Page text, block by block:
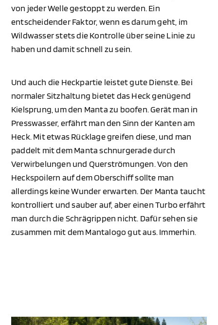
von jeder Welle gestoppt zu werden. Ein
entscheidender Faktor, wenn es darum geht, im
Wildwasser stets die Kontrolle über seine Linie zu
haben und damit schnell zu sein.
Und auch die Heckpartie leistet gute Dienste. Bei
normaler Sitzhaltung bietet das Heck genügend
Kielsprung, um den Manta zu boofen. Gerät man in
Presswasser, erfährt man den Sinn der Kanten am
Heck. Mit etwas Rücklage greifen diese, und man
paddelt mit dem Manta schnurgerade durch
Verwirbelungen und Querströmungen. Von den
Heckspoilern auf dem Oberschiff sollte man
allerdings keine Wunder erwarten. Der Manta taucht
kontrolliert und sauber auf, aber einen Turbo erfährt
man durch die Schrägrippen nicht. Dafür sehen sie
zusammen mit dem Mantalogo gut aus. Immerhin.